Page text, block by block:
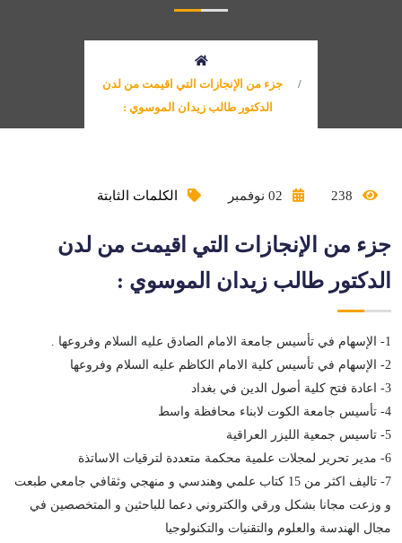
جزء من الإنجازات التي اقيمت من لدن
الدكتور طالب زيدان الموسوي :
الكلمات الثابتة
جزء من الإنجازات التي اقيمت من لدن
الدكتور طالب زيدان الموسوي :
1- الإسهام في تأسيس جامعة الامام الصادق عليه السلام وفروعها .
2- الإسهام في تأسيس كلية الامام الكاظم عليه السلام وفروعها
3- اعادة فتح كلية أصول الدين في بغداد
4- تأسيس جامعة الكوت لابناء محافظة واسط
5- تاسيس جمعية الليزر العراقية
6- مدير تحرير لمجلات علمية محكمة متعددة لترقيات الاساتذة
7- تاليف اكثر من 15 كتاب علمي وهندسي و منهجي وثقافي جامعي طبعت
و وزعت مجانا بشكل ورقي والكتروني دعما للباحثين و المتخصصين في
مجال الهندسة والعلوم والتقنيات والتكنولوجيا